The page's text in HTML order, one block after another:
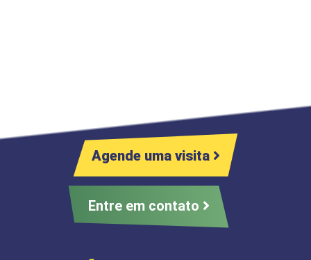
Agende uma visita
Entre em contato